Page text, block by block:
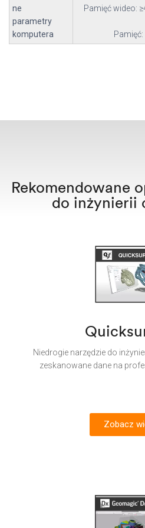
ne
parametry
komputera
Pamięć wideo:
Pamięć:
Rekomendowane
do inżynierii
Niedrogie narzędzie do
zeskanowane dane na
Zobacz